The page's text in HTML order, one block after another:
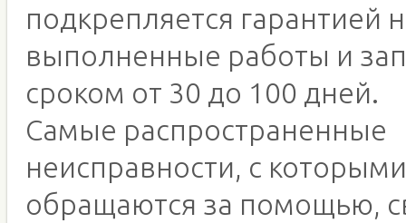
подкрепляется гарантией
выполненные работы и
сроком от 30 до 100 дней.
Самые распространенные
неисправности, с которыми
обращаются за помощью,